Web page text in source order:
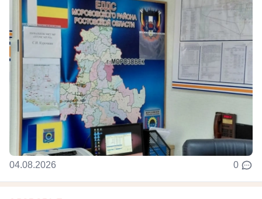
04.08.2026 0